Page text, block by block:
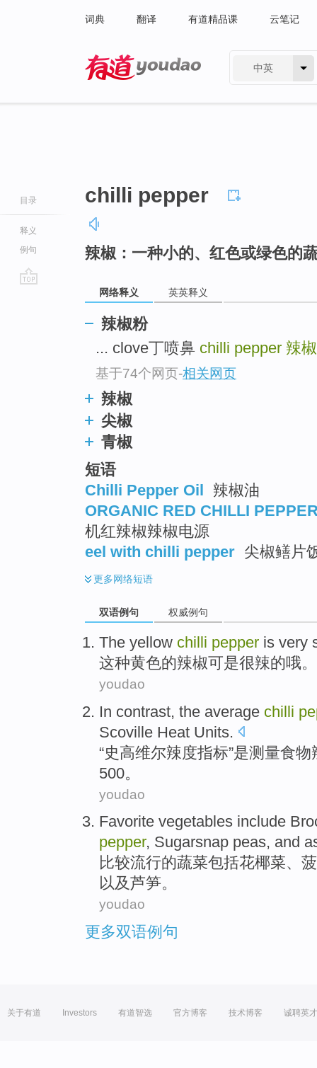
词典 翻译 有道精品课 云笔记
中英
目录
释义
例句
chilli pepper
辣椒：一种小的、红色或绿色的
网络释义 英英释义
辣椒粉
... clove丁喷鼻 chilli pepper 辣
基于74个网页-相关网页
辣椒
尖椒
青椒
短语
Chilli Pepper Oil 辣椒油
ORGANIC RED CHILLI
机红辣椒辣椒电源
eel with chilli pepper 尖椒鳝片
更多网络短语
双语例句 权威例句
The yellow chilli pepper is very
这种黄色的辣椒可是很辣的哦。
youdao
In contrast, the average chilli
Scoville Heat Units.
“史高维尔辣度指标”是测量食
500。
youdao
Favorite vegetables include
pepper, Sugarsnap peas, and
比较流行的蔬菜包括花椰菜、
以及芦笋。
youdao
更多双语例句
关于有道 Investors 有道智选 官方博客 技术博客 诚聘英才